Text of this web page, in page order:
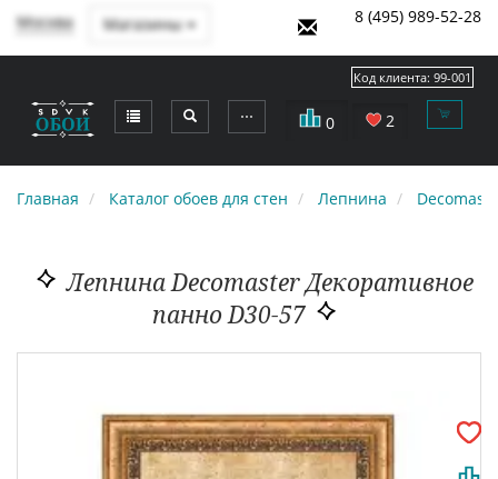
Москва Магазины 8 (495) 989-52-28
⋯ 0 2
Код клиента: 99-001
Главная Каталог обоев для стен Лепнина
Лепнина Decomaster Декоративное
панно D30-57